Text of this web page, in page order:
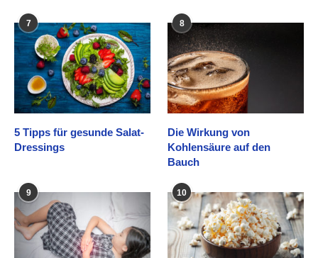
7
5 Tipps für gesunde Salat-
Dressings
8
Die Wirkung von
Kohlensäure auf den
Bauch
9 10